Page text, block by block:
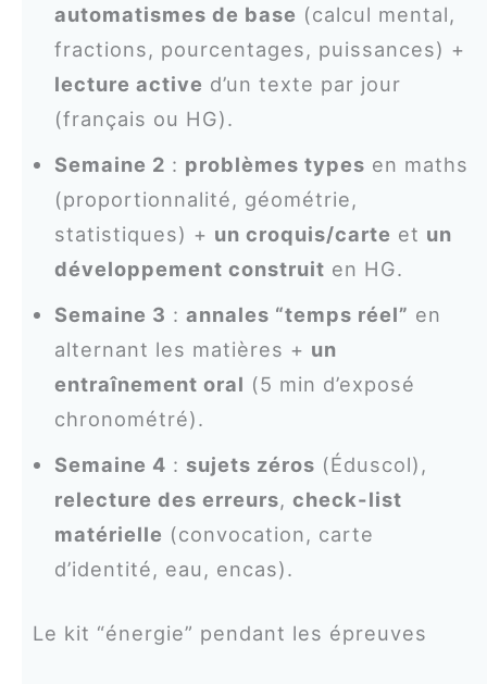
automatismes de base (calcul mental,
fractions, pourcentages, puissances) +
lecture active d’un texte par jour
(français ou HG).
Semaine 2 : problèmes types en maths
(proportionnalité, géométrie,
statistiques) + un croquis/carte et un
développement construit en HG.
Semaine 3 : annales “temps réel” en
alternant les matières + un
entraînement oral (5 min d’exposé
chronométré).
Semaine 4 : sujets zéros (Éduscol),
relecture des erreurs, check-list
matérielle (convocation, carte
d’identité, eau, encas).
Le kit “énergie” pendant les épreuves